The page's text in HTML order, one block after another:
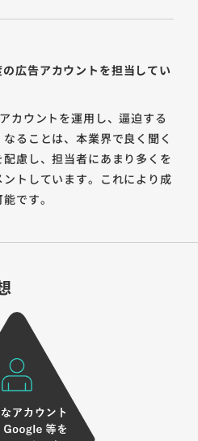
広告アカウントを担当してい
カウントを運用し、逼迫する
ることは、本業界で良く聞く
慮し、担当者にあまり多くを
トしています。これにより成
です。